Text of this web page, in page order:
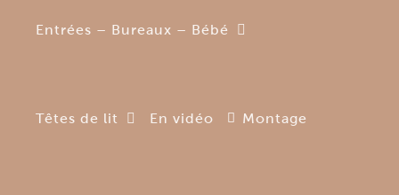
Entrées – Bureaux – Bébé
Têtes de lit En vidéo Montage